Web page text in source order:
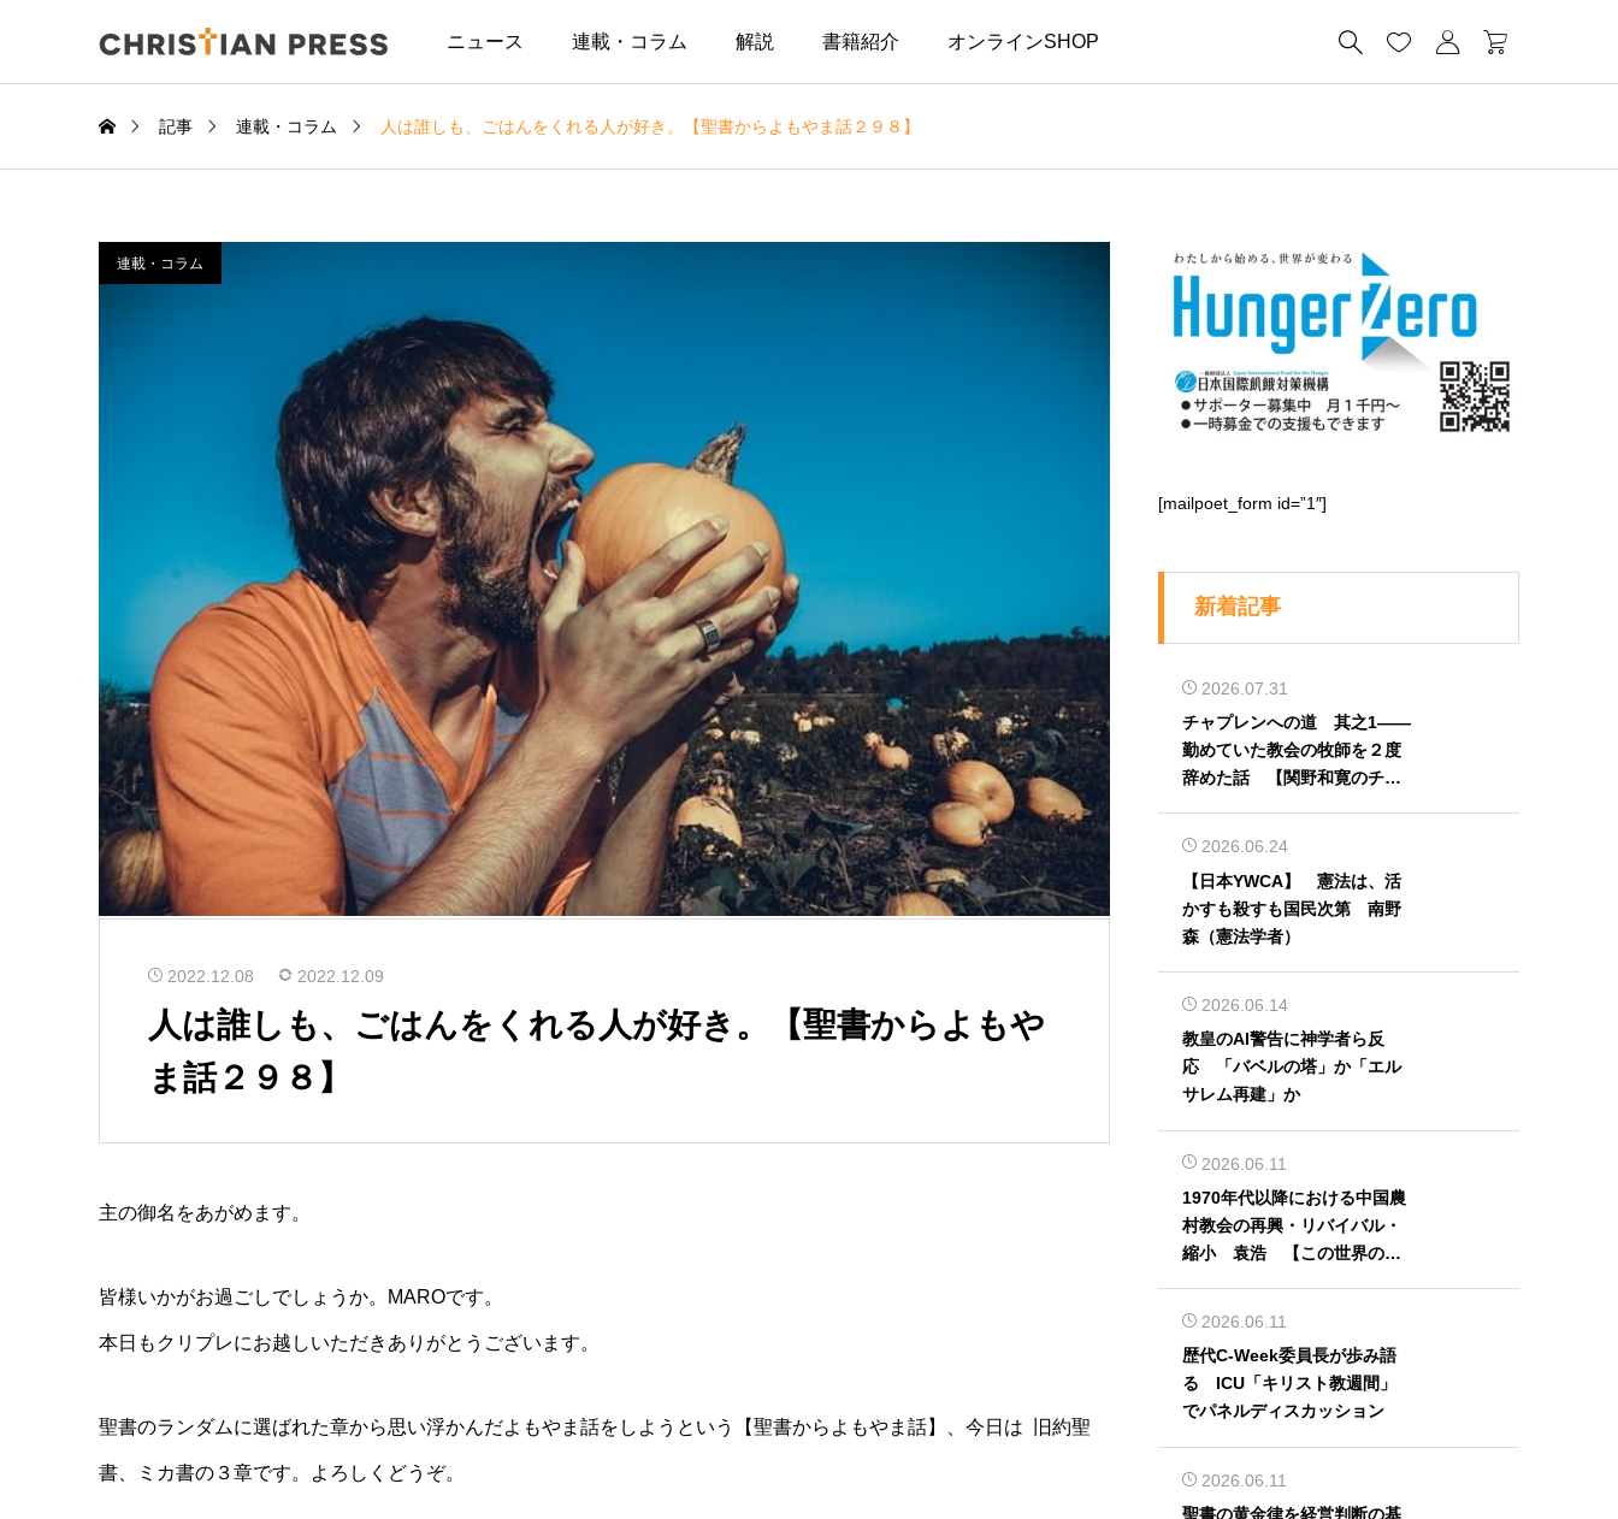
ニュース 連載・コラム 解説 書籍紹介 オンラインSHOP    
記事 連載・コラム 人は誰しも、ごはんをくれる人が好き。【聖書からよもやま話２９８】
連載・コラム
2022.12.08 2022.12.09
人は誰しも、ごはんをくれる人が好き。【聖書からよもや
ま話２９８】
主の御名をあがめます。
皆様いかがお過ごしでしょうか。MAROです。
本日もクリプレにお越しいただきありがとうございます。
聖書のランダムに選ばれた章から思い浮かんだよもやま話をしようという【聖書からよもやま話】、今日は 旧約聖
書、ミカ書の３章です。よろしくどうぞ。
[mailpoet_form id=”1″]
新着記事
2026.07.31
チャプレンへの道 其之1――
勤めていた教会の牧師を２度
辞めた話 【関野和寛のチャ
2026.06.24
【日本YWCA】 憲法は、活
かすも殺すも国民次第 南野
森（憲法学者）
2026.06.14
教皇のAI警告に神学者ら反
応 「バベルの塔」か「エル
サレム再建」か
2026.06.11
1970年代以降における中国農
村教会の再興・リバイバル・
縮小 袁浩 【この世界の片
2026.06.11
歴代C-Week委員長が歩み語
る ICU「キリスト教週間」
でパネルディスカッション
2026.06.11
聖書の黄金律を経営判断の基